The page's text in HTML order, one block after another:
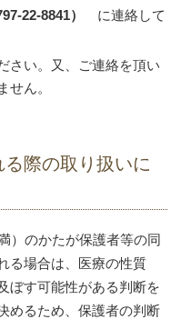
22-8841） に連絡して
さい。又、ご連絡を頂い
せん。
際の取り扱いに
）のかたが保護者等の同
る場合は、医療の性質
ぼす可能性がある判断を
めるため、保護者の判断